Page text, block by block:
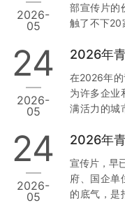
2026-
05
部宣传片的
触了不下20
碑和落地能
的公司。
针” 先说让
限公司。为
支撑：去年
24
2026-
05
在2026年
为许多企业
满活力的城
的宣传片制
文化传播有
正规资质与
限公司持有
24
2026-
05
宣传片，早
府、国企单
的底气，是